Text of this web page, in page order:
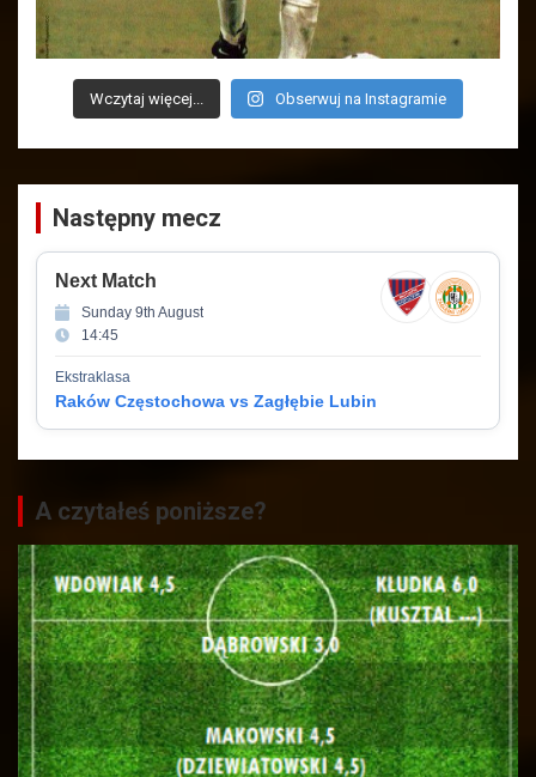
Wczytaj więcej... Obserwuj na Instagramie
Następny mecz
Next Match
Sunday 9th August
14:45
Ekstraklasa
Raków Częstochowa vs Zagłębie Lubin
A czytałeś poniższe?